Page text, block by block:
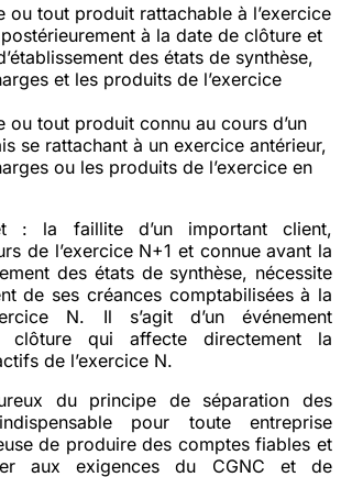
ou tout produit rattachable à l’exercice
à la date de clôture et
des états de synthèse,
et les produits de l’exercice
ou tout produit connu au cours d’un
se rattachant à un exercice antérieur,
ou les produits de l’exercice en
: la faillite d’un important client,
de l’exercice N+1 et connue avant la
des états de synthèse, nécessite
de ses créances comptabilisées à la
N. Il s’agit d’un événement
qui affecte directement la
de l’exercice N.
du principe de séparation des
pour toute entreprise
de produire des comptes fiables et
aux exigences du CGNC et de